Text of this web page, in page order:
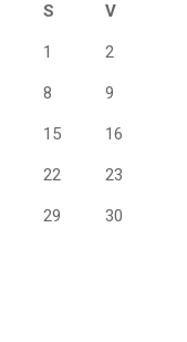
S V
1 2
8 9
15 16
22 23
29 30